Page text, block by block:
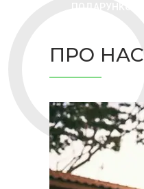
ПРО НАС